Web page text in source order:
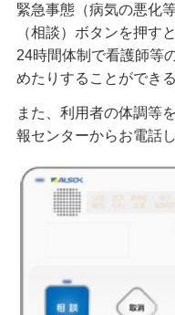
緊急事態（病気の悪化
（相談）ボタンを押す
24時間体制で看護師等
めたりすることができ
また、利用者の体調等
報センターからお電話し